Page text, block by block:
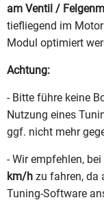
am Ventil /
tiefliegend im
Modul optimiert
Achtung:
- Bitte führe keine
Nutzung eines
ggf. nicht mehr
- Wir empfehlen,
km/h zu fahren, da
Tuning-Software